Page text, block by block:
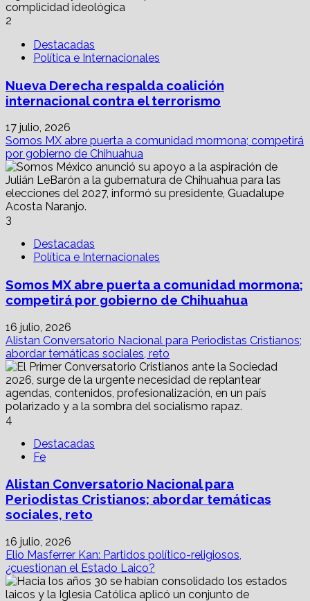
2
Destacadas
Política e Internacionales
Nueva Derecha respalda coalición
internacional contra el terrorismo
17 julio, 2026
Somos MX abre puerta a comunidad mormona; competirá
por gobierno de Chihuahua
3
Destacadas
Política e Internacionales
Somos MX abre puerta a comunidad mormona;
competirá por gobierno de Chihuahua
16 julio, 2026
Alistan Conversatorio Nacional para Periodistas Cristianos;
abordar temáticas sociales, reto
4
Destacadas
Fe
Alistan Conversatorio Nacional para
Periodistas Cristianos; abordar temáticas
sociales, reto
16 julio, 2026
Elio Masferrer Kan: Partidos político-religiosos,
¿cuestionan el Estado Laico?